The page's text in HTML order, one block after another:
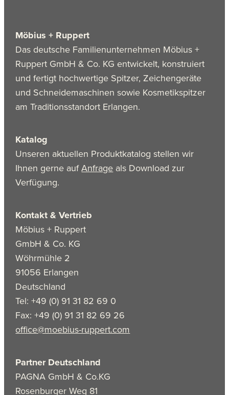
Möbius + Ruppert
Das deutsche Familienunternehmen Möbius +
Ruppert GmbH & Co. KG entwickelt, konstruiert
und fertigt hochwertige Spitzer, Zeichengeräte
und Schneidemaschinen sowie Kosmetikspitzer
am Traditionsstandort Erlangen.
Katalog
Unseren aktuellen Produktkatalog stellen wir
Ihnen gerne aufAnfrage als Download zur
Verfügung.
Kontakt & Vertrieb
Möbius + Ruppert
GmbH & Co. KG
Wöhrmühle 2
91056 Erlangen
Deutschland
Tel: +49 (0) 91 31 82 69 0
Fax: +49 (0) 91 31 82 69 26
office@moebius-ruppert.com
Partner Deutschland
PAGNA GmbH & Co.KG
Rosenburger Weg 81